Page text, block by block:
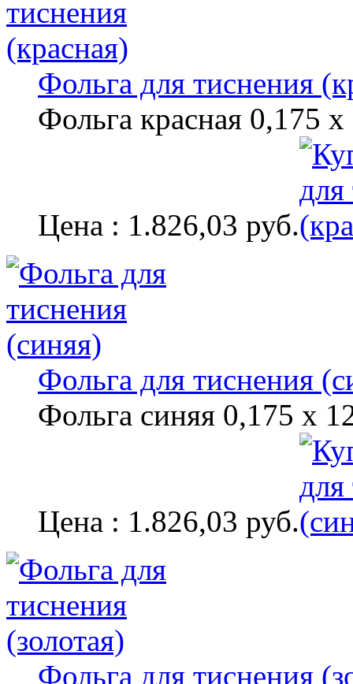
Фольга для тиснения
Фольга красная 0,175
Цена : 1.826,03 руб.
Фольга для тиснения
Фольга синяя 0,175 х
Цена : 1.826,03 руб.
Фольга для тиснения